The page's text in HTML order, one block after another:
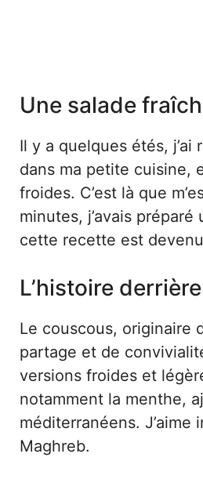
Une salade
Il y a quelques étés,
dans ma petite cuisine,
froides. C’est là que
minutes, j’avais
cette recette est
L’histoire
Le couscous, originaire
partage et de
versions froides et
notamment la menthe,
méditerranéens.
Maghreb.